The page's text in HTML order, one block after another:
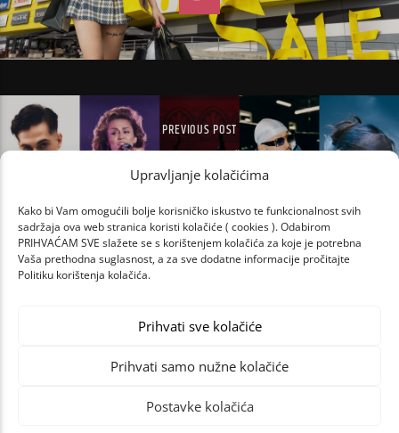
Upravljanje kolačićima
Kako bi Vam omogućili bolje korisničko iskustvo te funkcionalnost svih
sadržaja ova web stranica koristi kolačiće ( cookies ). Odabirom
PRIHVAĆAM SVE slažete se s korištenjem kolačića za koje je potrebna
Vaša prethodna suglasnost, a za sve dodatne informacije pročitajte
Politiku korištenja kolačića.
Prihvati sve kolačiće
Prihvati samo nužne kolačiće
Postavke kolačića
PREVIOUS POST
RECI NAM ŠTO TI SE SLUŠA I OSVOJI 200
EURA U DM-U!